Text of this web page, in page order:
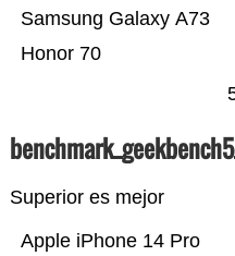
Honor 70
Samsung Galaxy A73
Superior es mejor
Apple iPhone 14 Pro